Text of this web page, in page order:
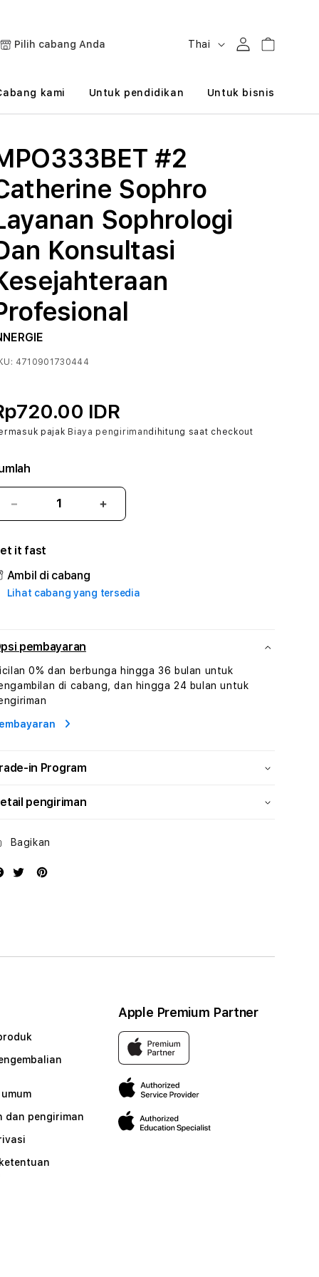
Pilih cabang Anda
B
h
a
Thai MasukKeranjang
kami Untuk pendidikan Untuk bisnis
#2
Sophro
Sophrologi
Konsultasi
4710901730444
IDR
pajak Biaya pengirimandihitung saat checkout
Kurangi
jumlah
MPO333BET
#2
Catherine
Sophro
Dan
Kesejahteraan
Profesional
Tambah
jumlah
Catherine
Sophro
Kesejahteraan
Profesional
it fast
Ambil di cabang
Lihat cabang yang tersedia
pembayaran
0% dan berbunga hingga 36 bulan untuk
di cabang, dan hingga 24 bulan untuk
in Program
pengiriman
Bagikan
dan pengiriman
Apple Premium Partner